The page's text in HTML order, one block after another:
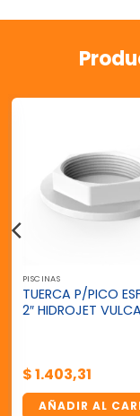
PISCINAS
TUERCA P/PICO
2″ HIDROJET
$1.403,31
AÑADIR AL